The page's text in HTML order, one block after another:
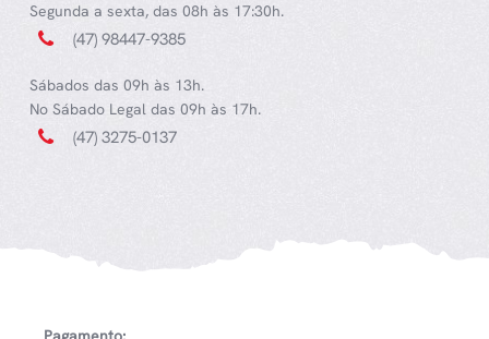
Segunda a sexta, das 08h às 17:30h.
(47) 98447-9385
Sábados das 09h às 13h.
No Sábado Legal das 09h às 17h.
(47) 3275-0137